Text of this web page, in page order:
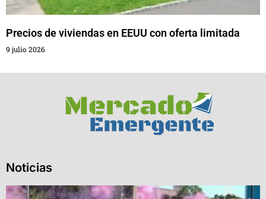
Precios de viviendas en EEUU con oferta limitada
9 julio 2026
Noticias